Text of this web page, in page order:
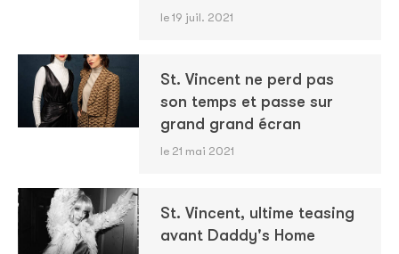
le 19 juil. 2021
St. Vincent ne perd pas
son temps et passe sur
grand grand écran
le 21 mai 2021
St. Vincent, ultime teasing
avant Daddy's Home